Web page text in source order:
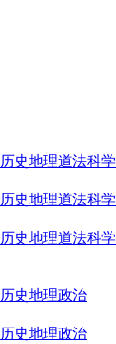
历史地理道法科学
历史地理道法科学
历史地理道法科学
‌历史‌地理‌‌政治‌
‌历史‌地理‌‌政治‌